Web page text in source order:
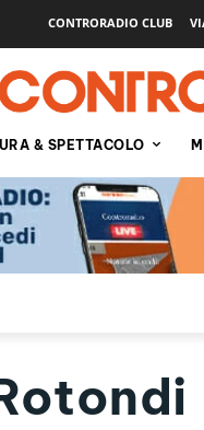
CONTRORADIO CLUB
& SPETTACOLO